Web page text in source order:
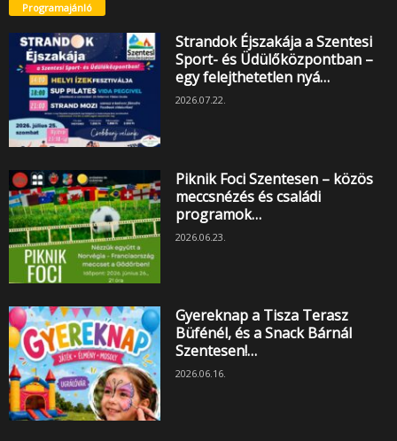
Programajánló
Strandok Éjszakája a Szentesi
Sport- és Üdülőközpontban –
egy felejthetetlen nyá…
2026.07.22.
Piknik Foci Szentesen – közös
meccsnézés és családi
programok…
2026.06.23.
Gyereknap a Tisza Terasz
Büfénél, és a Snack Bárnál
Szentesen!…
2026.06.16.